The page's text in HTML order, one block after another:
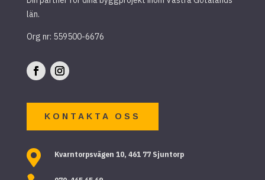
län.
Org nr: 559500-6676
KONTAKTA OSS
 Kvarntorpsvägen 10, 461 77 Sjuntorp